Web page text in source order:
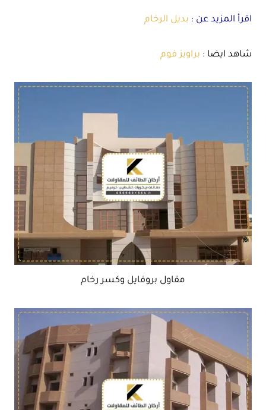
اقرأ المزيد عن : بديل الرخام
شاهد ايضا : براويز فوم
مقاول بروفايل وكسر رخام